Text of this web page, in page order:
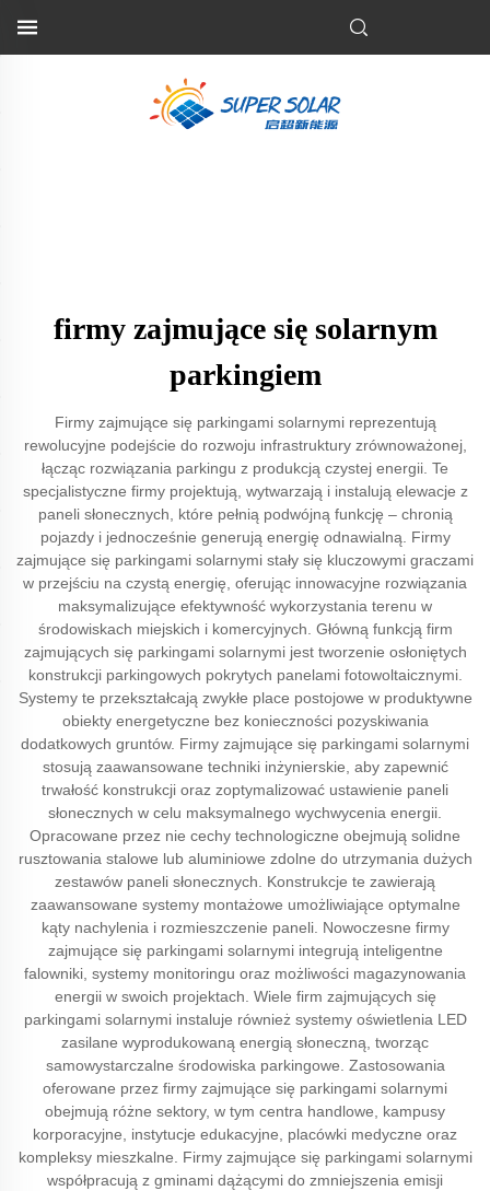
firmy zajmujące się solarnym
parkingiem
Firmy zajmujące się parkingami solarnymi reprezentują
rewolucyjne podejście do rozwoju infrastruktury zrównoważonej,
łącząc rozwiązania parkingu z produkcją czystej energii. Te
specjalistyczne firmy projektują, wytwarzają i instalują elewacje z
paneli słonecznych, które pełnią podwójną funkcję – chronią
pojazdy i jednocześnie generują energię odnawialną. Firmy
zajmujące się parkingami solarnymi stały się kluczowymi graczami
w przejściu na czystą energię, oferując innowacyjne rozwiązania
maksymalizujące efektywność wykorzystania terenu w
środowiskach miejskich i komercyjnych. Główną funkcją firm
zajmujących się parkingami solarnymi jest tworzenie osłoniętych
konstrukcji parkingowych pokrytych panelami fotowoltaicznymi.
Systemy te przekształcają zwykłe place postojowe w produktywne
obiekty energetyczne bez konieczności pozyskiwania
dodatkowych gruntów. Firmy zajmujące się parkingami solarnymi
stosują zaawansowane techniki inżynierskie, aby zapewnić
trwałość konstrukcji oraz zoptymalizować ustawienie paneli
słonecznych w celu maksymalnego wychwycenia energii.
Opracowane przez nie cechy technologiczne obejmują solidne
rusztowania stalowe lub aluminiowe zdolne do utrzymania dużych
zestawów paneli słonecznych. Konstrukcje te zawierają
zaawansowane systemy montażowe umożliwiające optymalne
kąty nachylenia i rozmieszczenie paneli. Nowoczesne firmy
zajmujące się parkingami solarnymi integrują inteligentne
falowniki, systemy monitoringu oraz możliwości magazynowania
energii w swoich projektach. Wiele firm zajmujących się
parkingami solarnymi instaluje również systemy oświetlenia LED
zasilane wyprodukowaną energią słoneczną, tworząc
samowystarczalne środowiska parkingowe. Zastosowania
oferowane przez firmy zajmujące się parkingami solarnymi
obejmują różne sektory, w tym centra handlowe, kampusy
korporacyjne, instytucje edukacyjne, placówki medyczne oraz
kompleksy mieszkalne. Firmy zajmujące się parkingami solarnymi
współpracują z gminami dążącymi do zmniejszenia emisji